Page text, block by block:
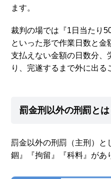
ます。
裁判の場では『1日当たり
といった形で作業日数と金
支払えない金額の日数分、
り、完遂するまで外に出る
罰金刑以外の刑罰とは
罰金以外の刑罰（主刑）と
錮』『拘留』『科料』があ